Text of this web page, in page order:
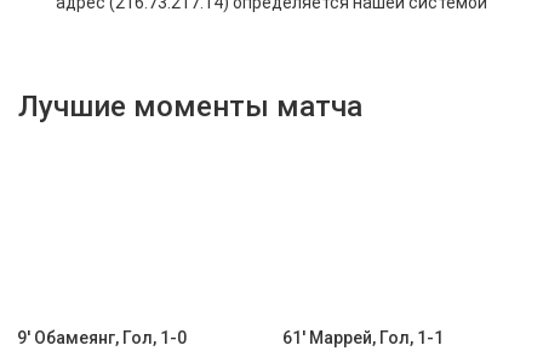
Лучшие моменты матча
9' Обамеянг, Гол, 1-0
61' Маррей, Гол, 1-1